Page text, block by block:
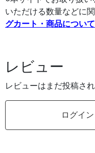
いただける数量などに
グカート・商品について
レビュー
レビューはまだ投稿さ
ログイ